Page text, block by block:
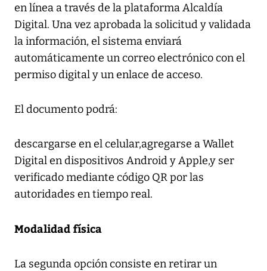
en línea a través de la plataforma Alcaldía
Digital. Una vez aprobada la solicitud y validada
la información, el sistema enviará
automáticamente un correo electrónico con el
permiso digital y un enlace de acceso.
El documento podrá:
descargarse en el celular,agregarse a Wallet
Digital en dispositivos Android y Apple,y ser
verificado mediante código QR por las
autoridades en tiempo real.
Modalidad física
La segunda opción consiste en retirar un